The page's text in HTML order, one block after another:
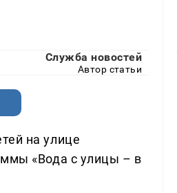
Служба новостей
Автор статьи
на улице
«Вода с улицы – в